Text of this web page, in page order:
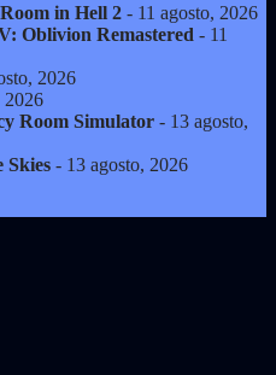
in Hell 2 - 11 agosto, 2026
Oblivion Remastered - 11
2026
2026
Room Simulator - 13 agosto,
Skies - 13 agosto, 2026